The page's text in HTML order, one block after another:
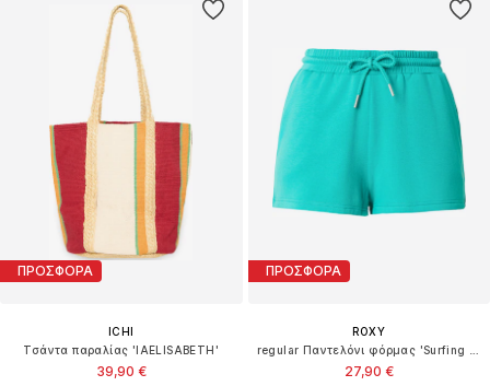
ΠΡΟΣΦΟΡΑ
ICHI
Τσάντα παραλίας 'IAELISABETH'
39,90 €
ΠΡΟΣΦΟΡΑ
ROXY
27,90 €